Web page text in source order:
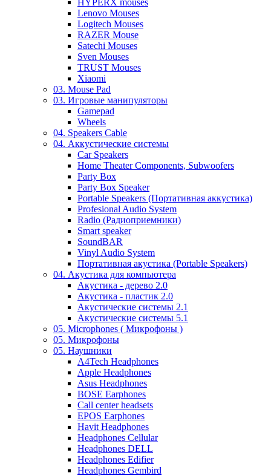
HYPERX mouses
Lenovo Mouses
Logitech Mouses
RAZER Mouse
Satechi Mouses
Sven Mouses
TRUST Mouses
Xiaomi
03. Mouse Pad
03. Игровые манипуляторы
Gamepad
Wheels
04. Speakers Cable
04. Аккустические системы
Car Speakers
Home Theater Components, Subwoofers
Party Box
Party Box Speaker
Portable Speakers (Портативная аккустика)
Profesional Audio System
Radio (Радиоприемники)
Smart speaker
SoundBAR
Vinyl Audio System
Портативная акустика (Portable Speakers)
04. Акустика для компьютера
Акустика - дерево 2.0
Акустика - пластик 2.0
Акустические системы 2.1
Акустические системы 5.1
05. Microphones ( Микрофоны )
05. Микрофоны
05. Наушники
A4Tech Headphones
Apple Headphones
Asus Headphones
BOSE Earphones
Call center headsets
EPOS Earphones
Havit Headphones
Headphones Cellular
Headphones DELL
Headphones Edifier
Headphones Gembird